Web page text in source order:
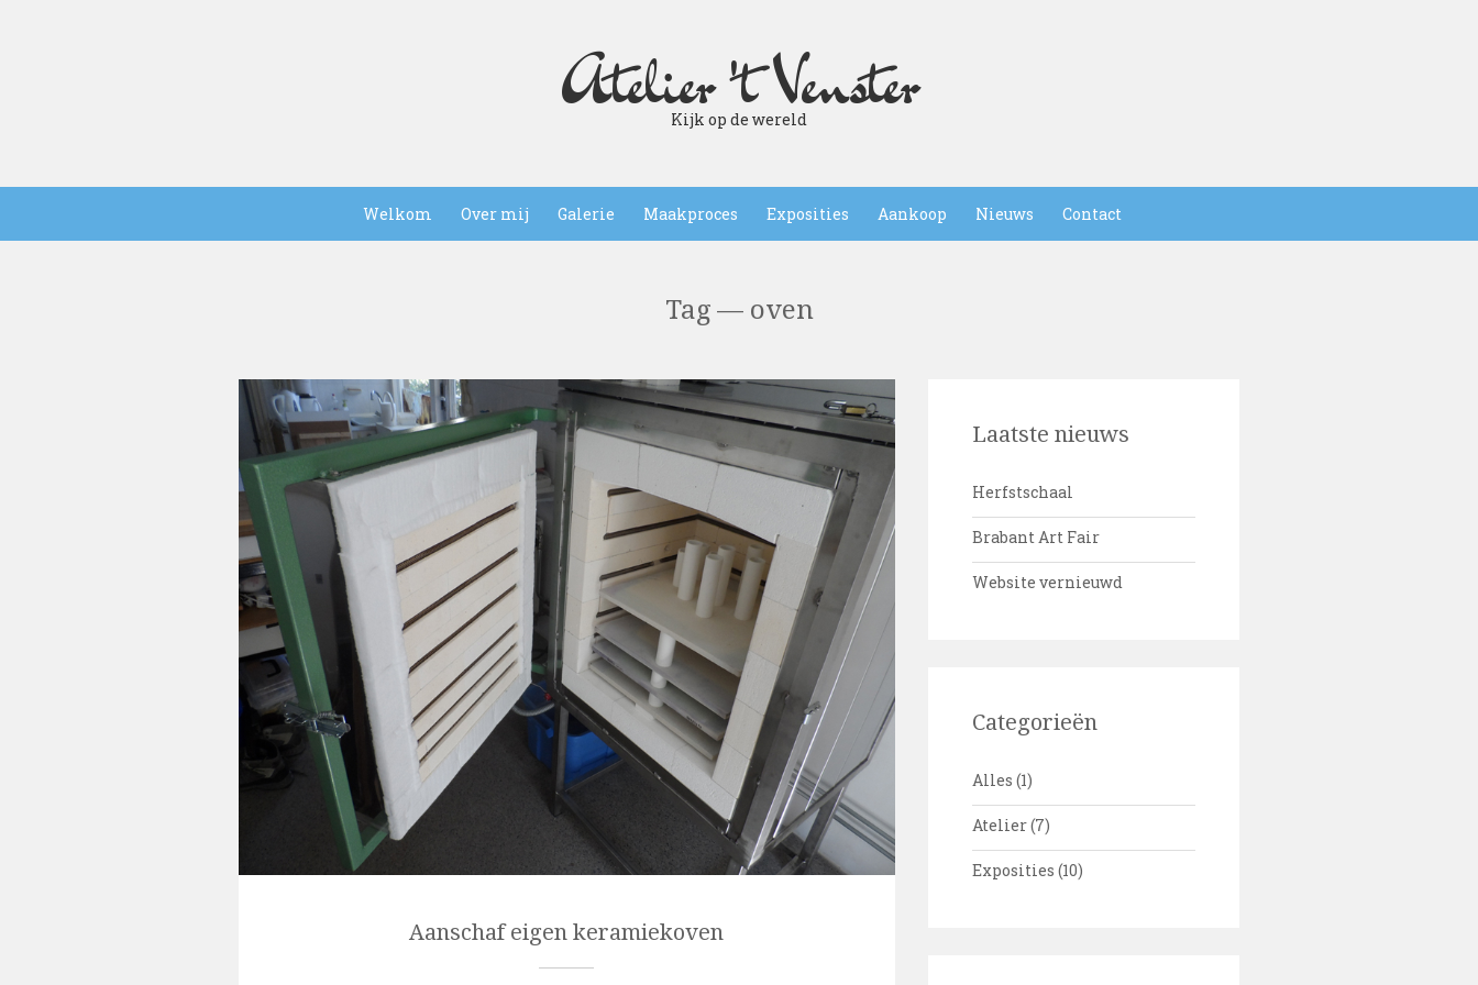
Atelier 't Venster
Kijk op de wereld
Welkom Over mij Galerie Maakproces Exposities Aankoop Nieuws Contact
Tag — oven
Aanschaf eigen keramiekoven
Laatste nieuws
Herfstschaal
Brabant Art Fair
Website vernieuwd
Categorieën
Alles (1)
Atelier(7)
Exposities (10)